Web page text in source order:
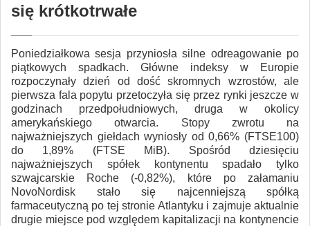
się krótkotrwałe
Poniedziałkowa sesja przyniosła silne odreagowanie po
piątkowych spadkach. Główne indeksy w Europie
rozpoczynały dzień od dość skromnych wzrostów, ale
pierwsza fala popytu przetoczyła się przez rynki jeszcze w
godzinach przedpołudniowych, druga w okolicy
amerykańskiego otwarcia. Stopy zwrotu na
najważniejszych giełdach wyniosły od 0,66% (FTSE100)
do 1,89% (FTSE MiB). Spośród dziesięciu
najważniejszych spółek kontynentu spadało tylko
szwajcarskie Roche (-0,82%), które po załamaniu
NovoNordisk stało się najcenniejszą spółką
farmaceutyczną po tej stronie Atlantyku i zajmuje aktualnie
drugie miejsce pod względem kapitalizacji na kontynencie